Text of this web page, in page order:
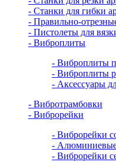
- Станки для гибки
- Правильно-
- Пистолеты для
- Виброплиты
- Виброплиты
- Виброплиты
- Аксессуары
- Вибротрамбовки
- Виброрейки
- Виброрейки
- Алюминиевые
- Виброрейки